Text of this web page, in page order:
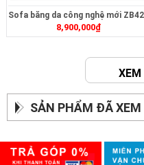
Sofa băng da công nghệ mới
8,900,000₫
SẢN PHẨM ĐÃ XEM